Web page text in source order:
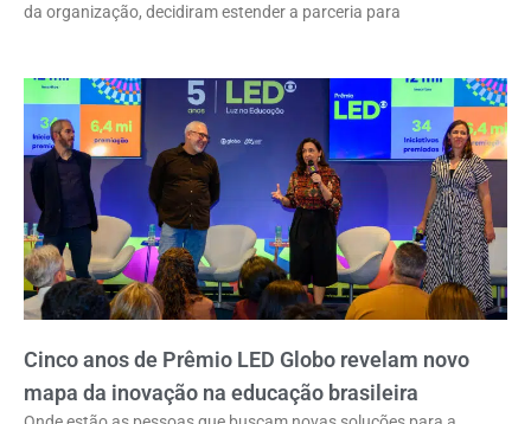
da organização, decidiram estender a parceria para
Cinco anos de Prêmio LED Globo revelam novo
mapa da inovação na educação brasileira